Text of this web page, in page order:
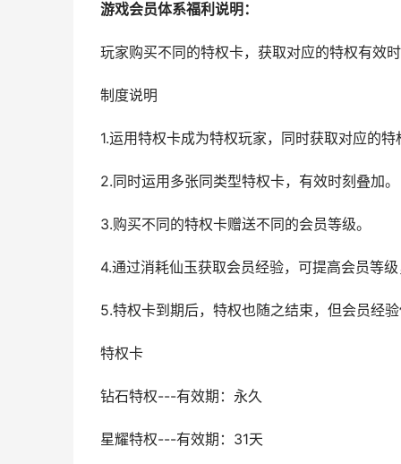
游戏会员体系福利说明：
玩家购买不同的特权卡，获取对应的特权有效
制度说明
1.运用特权卡成为特权玩家，同时获取对应的
2.同时运用多张同类型特权卡，有效时刻叠加。
3.购买不同的特权卡赠送不同的会员等级。
4.通过消耗仙玉获取会员经验，可提高会员等
5.特权卡到期后，特权也随之结束，但会员经
特权卡
钻石特权---有效期：永久
星耀特权---有效期：31天